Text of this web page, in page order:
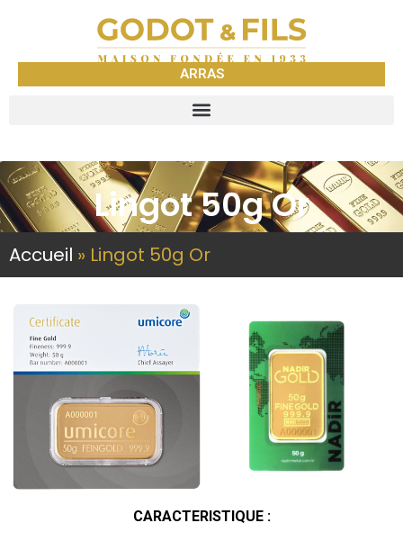
ARRAS
Lingot 50g Or
Accueil » Lingot 50g Or
CARACTERISTIQUE :